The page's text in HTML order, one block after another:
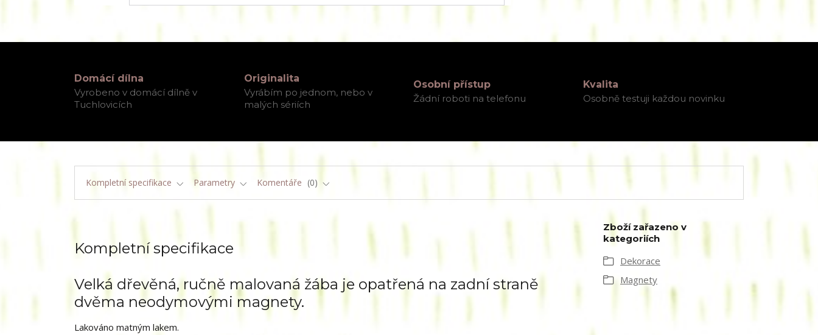
Domácí dílna
Vyrobeno v domácí dílně v
Tuchlovicích
Originalita
Vyrábím po jednom, nebo v
malých sériích
Osobní přístup
Žádní roboti na telefonu
Kvalita
Osobně testuji každou novinku
Kompletní specifikace Parametry Komentáře 0
Kompletní specifikace
Velká dřevěná, ručně malovaná žába je opatřená na zadní straně
dvěma neodymovými magnety.
Lakováno matným lakem.
Zboží zařazeno v
kategoriích
Dekorace
Magnety